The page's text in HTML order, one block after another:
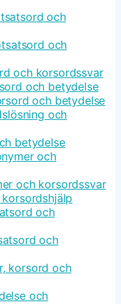
och
och
och korsordssvar
och betydelse
och betydelse
och
betydelse
och
och korsordssvar
och
och
korsord och
och